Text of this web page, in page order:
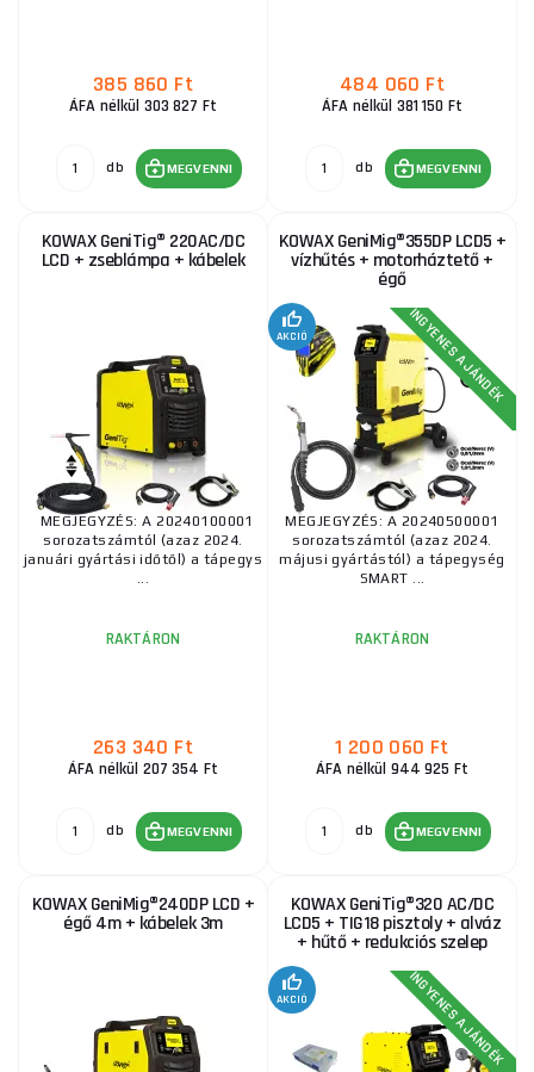
385 860 Ft
ÁFA nélkül 303 827 Ft
db MEGVENNI
484 060 Ft
ÁFA nélkül 381 150 Ft
db MEGVENNI
KOWAX GeniTig® 220AC/DC
LCD + zseblámpa + kábelek
MEGJEGYZÉS: A 20240100001
sorozatszámtól (azaz 2024.
januári gyártási időtől) a tápegys
...
RAKTÁRON
263 340 Ft
ÁFA nélkül 207 354 Ft
db MEGVENNI
KOWAX GeniMig®355DP LCD5 +
vízhűtés + motorháztető +
égő
AKCIÓ INGYENES AJÁNDÉK
MEGJEGYZÉS: A 20240500001
sorozatszámtól (azaz 2024.
májusi gyártástól) a tápegység
SMART ...
RAKTÁRON
1 200 060 Ft
ÁFA nélkül 944 925 Ft
db MEGVENNI
KOWAX GeniMig®240DP LCD +
égő 4m + kábelek 3m
KOWAX GeniTig®320 AC/DC
LCD5 + TIG18 pisztoly + alváz
+ hűtő + redukciós szelep
AKCIÓ INGYENES AJÁNDÉK